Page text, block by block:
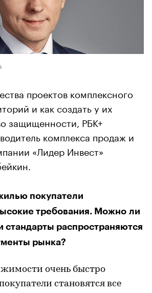
проектов комплексного
и как создать у их
защищенности, РБК+
комплекса продаж и
«Лидер Инвест»
покупатели
требования. Можно ли
стандарты распространяются
рынка?
очень быстро
становятся все